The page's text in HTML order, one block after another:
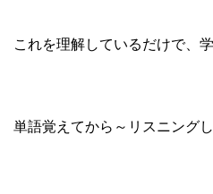
これを理解しているだけで、
単語覚えてから～リスニング